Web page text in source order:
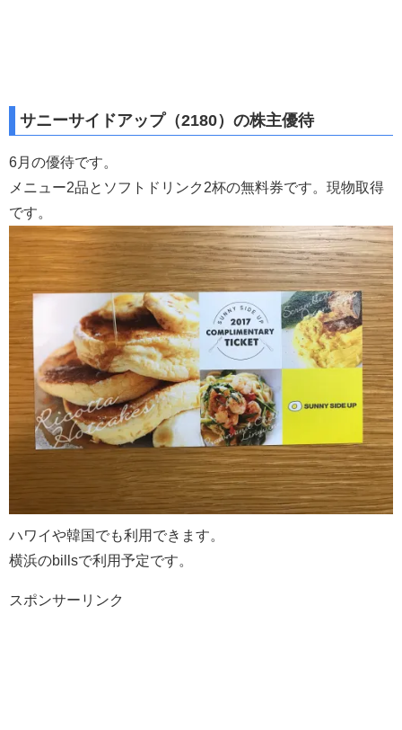
サニーサイドアップ（2180）の株主優待
6月の優待です。
メニュー2品とソフトドリンク2杯の無料券です。現物取得
です。
ハワイや韓国でも利用できます。
横浜のbillsで利用予定です。
スポンサーリンク